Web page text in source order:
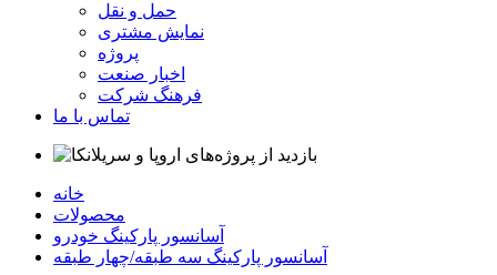
حمل و نقل
نمایش مشتری
پروژه
اخبار صنعت
فرهنگ شرکت
تماس با ما
خانه
محصولات
آسانسور پارکینگ خودرو
آسانسور پارکینگ سه طبقه/چهار طبقه